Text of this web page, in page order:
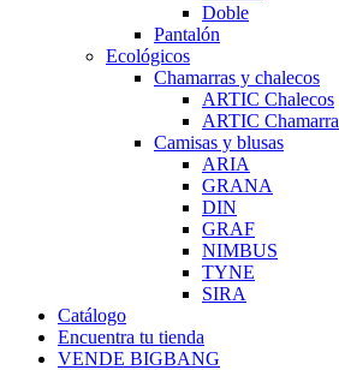
Doble
Pantalón
Ecológicos
Chamarras y chalecos
ARTIC Chalecos
ARTIC Chamarra
Camisas y blusas
ARIA
GRANA
DIN
GRAF
NIMBUS
TYNE
SIRA
Catálogo
Encuentra tu tienda
VENDE BIGBANG